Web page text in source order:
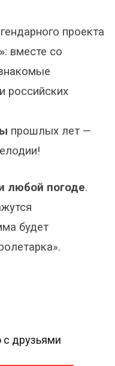
проекта
: вместе со
российских
прошлых лет —
любой погоде.
будет
с друзьями